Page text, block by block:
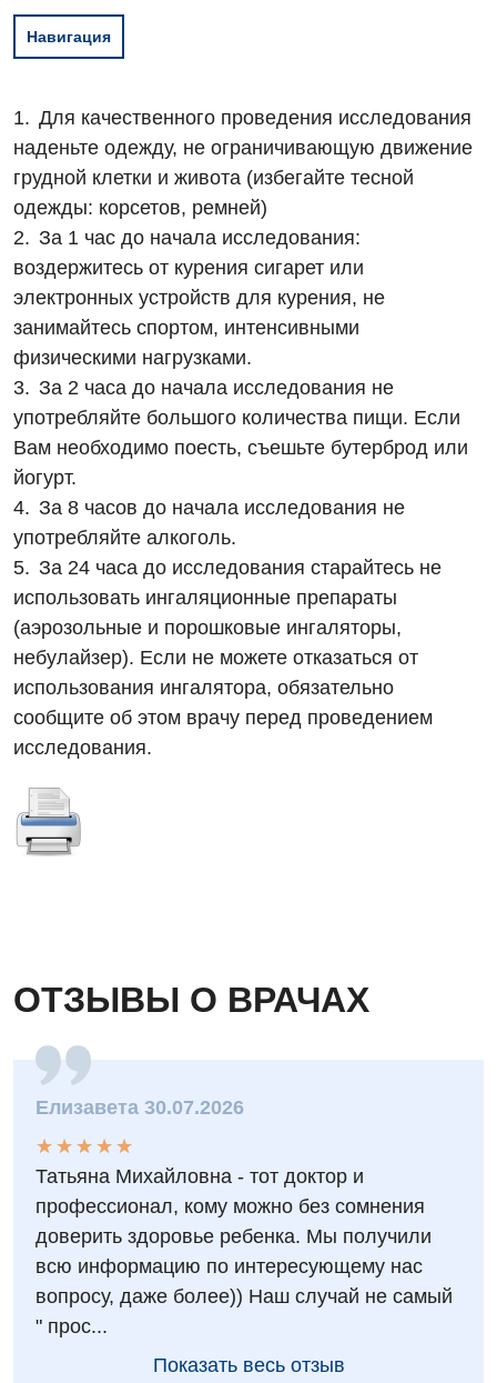
Вакансии
Мероприятия БПР
Интернатура
Энциклопедия
Программа лояльности
Отзывы
Видео
Диагностика
Диагностическое отделение
Инструментальная диагностика
Рентгенография
УЗИ
Эндоскопическое отделение
Для взрослых
Акушерство и гинекология
Аллергология, иммунология
Андрология
Бесплатные услуги
Дерматовенерология
Диетология
Кардиология
Маммология
Медицинская психология
Неврология
Онкологическое отделение
Ортопедия и травматология
Оториноларингология
Декларирование
Национальный скрининг здоровья 40+
Украинский
Русский
Навигация
Для качественного проведения исследования
наденьте одежду, не ограничивающую движение
грудной клетки и живота (избегайте тесной
одежды: корсетов, ремней)
За 1 час до начала исследования:
воздержитесь от курения сигарет или
электронных устройств для курения, не
занимайтесь спортом, интенсивными
физическими нагрузками.
За 2 часа до начала исследования не
употребляйте большого количества пищи. Если
Вам необходимо поесть, съешьте бутерброд или
йогурт.
За 8 часов до начала исследования не
употребляйте алкоголь.
За 24 часа до исследования старайтесь не
использовать ингаляционные препараты
(аэрозольные и порошковые ингаляторы,
небулайзер). Если не можете отказаться от
использования ингалятора, обязательно
сообщите об этом врачу перед проведением
исследования.
ОТЗЫВЫ О ВРАЧАХ
Елизавета 30.07.2026
★
★
★
★
★
★ ★ ★ ★ ★
Татьяна Михайловна - тот доктор и
профессионал, кому можно без сомнения
доверить здоровье ребенка. Мы получили
всю информацию по интересующему нас
вопросу, даже более)) Наш случай не самый
" прос...
Показать весь отзыв